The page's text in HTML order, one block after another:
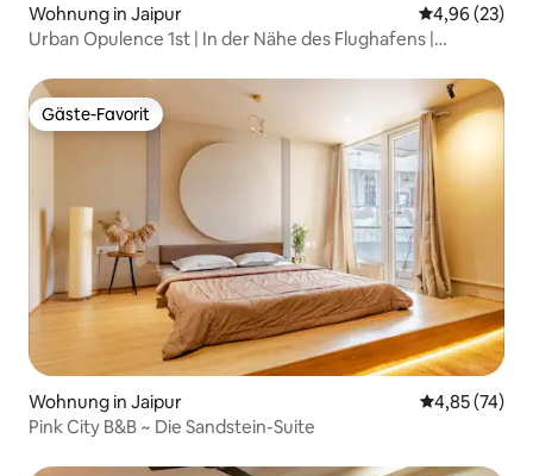
Wohnung in Jaipur
4,96 (23)
Urban Opulence 1st | In der Nähe des Flughafens |
Gäste-Favorit
Gäste-Favorit
Wohnung in Jaipur
4,85 (74)
Pink City B&B ~ Die Sandstein-Suite